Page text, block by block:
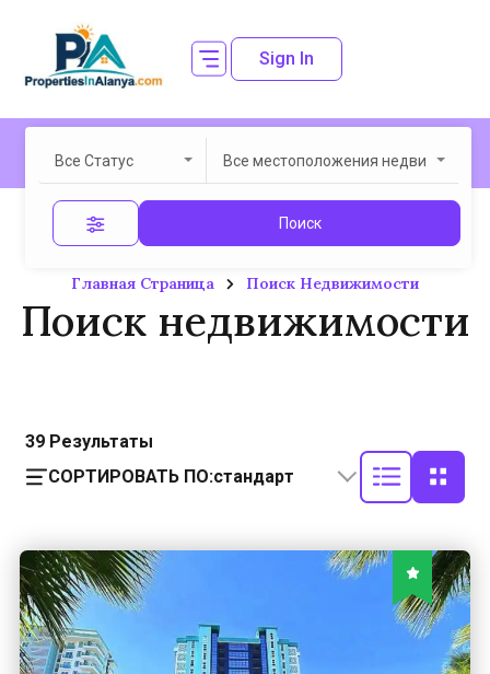
Sign In
Все Статус Все местоположения недвижимости
Поиск
Главная Страница Поиск Недвижимости
Поиск недвижимости
39 Результаты
СОРТИРОВАТЬ ПО:стандарт